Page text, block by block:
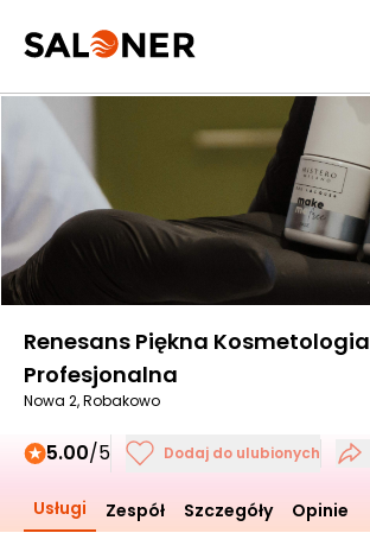
Renesans Piękna Kosmetologia
Profesjonalna
Nowa 2, Robakowo
5.00/5 Dodaj do ulubionych
Usługi Zespół Szczegóły Opinie